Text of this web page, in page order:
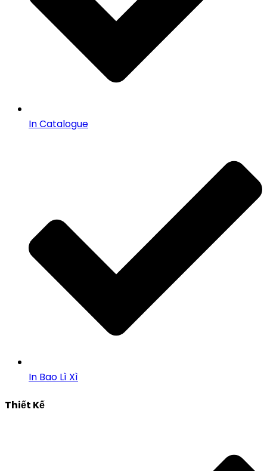
In Catalogue
In Bao Lì Xì
Thiết Kế